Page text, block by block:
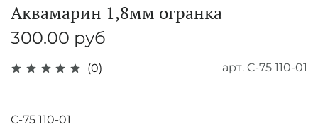
(0) арт. C-75 110-01
Аквамарин 1,8мм огранка
300.00 руб
C-75 110-01